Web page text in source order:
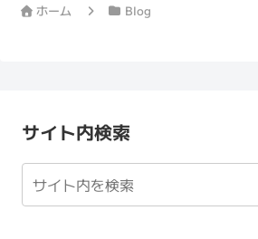
ホーム
Blog
サイト内検索